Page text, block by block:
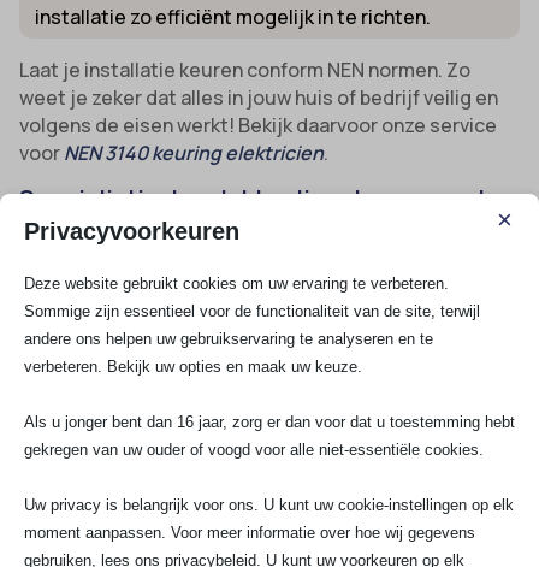
installatie zo efficiënt mogelijk in te richten.
Laat je installatie keuren conform NEN normen. Zo
weet je zeker dat alles in jouw huis of bedrijf veilig en
volgens de eisen werkt! Bekijk daarvoor onze service
voorNEN 3140 keuring elektricien.
Specialistische elektradiensten op maat
voor Hoofddorp en omgeving
Haarlemmermeer en Hoofddorp. Of je nu woont in
Bornholm, Pax, Overbos of dichtbij bedrijventerrein
Beukenhorst: wij leveren maatwerk voor elke situatie.
Je vindt onze elektriciens net zo goed in scholen, VvE-
woningen.
nieuwste tools, zodat je altijd profiteert van de
modernste technieken. Dit maakt ons de eerste keuze
voor alles wat met elektriciteit, krachtstroom,
Privacyvoorkeuren ×
Deze website gebruikt cookies om uw ervaring te verbeteren.
Sommige zijn essentieel voor de functionaliteit van de site, terwijl
andere ons helpen uw gebruikservaring te analyseren en te
verbeteren. Bekijk uw opties en maak uw keuze.
Als u jonger bent dan 16 jaar, zorg er dan voor dat u toestemming hebt
gekregen van uw ouder of voogd voor alle niet-essentiële cookies.
Uw privacy is belangrijk voor ons. U kunt uw cookie-instellingen op elk
moment aanpassen. Voor meer informatie over hoe wij gegevens
gebruiken, lees ons privacybeleid. U kunt uw voorkeuren op elk